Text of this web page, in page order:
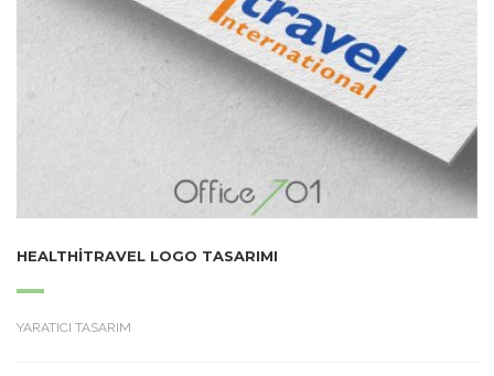
HEALTHITRAVEL LOGO TASARIMI
YARATICI TASARIM